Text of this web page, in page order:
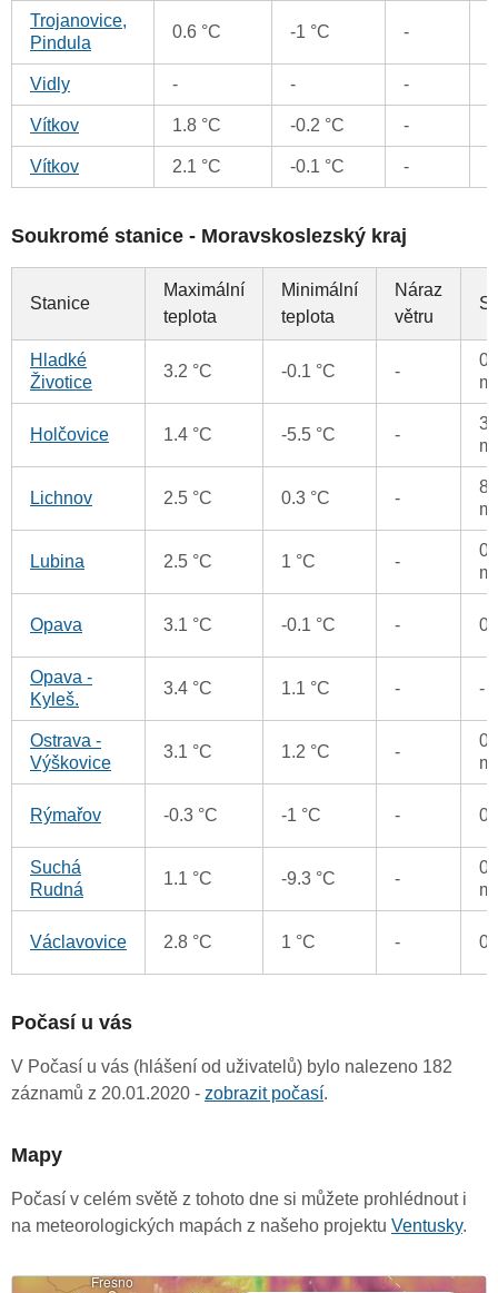
Trojanovice,
Pindula
0.6 °C -1 °C -
Vidly - - -
Vítkov 1.8 °C -0.2 °C -
Vítkov 2.1 °C -0.1 °C -
Soukromé stanice - Moravskoslezský kraj
Stanice
Maximální
teplota
Minimální
teplota
Náraz
větru
Hladké
Životice
3.2 °C -0.1 °C -
Holčovice 1.4 °C -5.5 °C -
Lichnov 2.5 °C 0.3 °C -
Lubina 2.5 °C 1 °C -
Opava 3.1 °C -0.1 °C - 0
Opava -
Kyleš.
3.4 °C 1.1 °C - -
Ostrava -
Výškovice
3.1 °C 1.2 °C -
Rýmařov -0.3 °C -1 °C - 0
Suchá
Rudná
1.1 °C -9.3 °C -
Václavovice 2.8 °C 1 °C - 0
Počasí u vás
V Počasí u vás (hlášení od uživatelů) bylo nalezeno 182
záznamů z 20.01.2020 - zobrazit počasí.
Mapy
Počasí v celém světě z tohoto dne si můžete prohlédnout i
na meteorologických mapách z našeho projektu Ventusky.